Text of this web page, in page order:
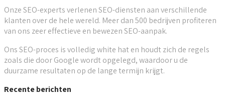
Onze SEO-experts verlenen SEO-diensten aan verschillende
klanten over de hele wereld. Meer dan 500 bedrijven profiteren
van ons zeer effectieve en bewezen SEO-aanpak.
Ons SEO-proces is volledig white hat en houdt zich de regels
zoals die door Google wordt opgelegd, waardoor u de
duurzame resultaten op de lange termijn krijgt.
Recente berichten